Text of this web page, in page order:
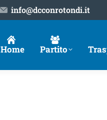
info@dcconrotondi.it
Home Partito